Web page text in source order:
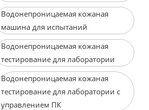
Водонепроницаемая кожаная
машина для испытаний
Водонепроницаемая кожаная
тестирование для лаборатории
Водонепроницаемая кожаная
тестирование для лаборатории с
управлением ПК